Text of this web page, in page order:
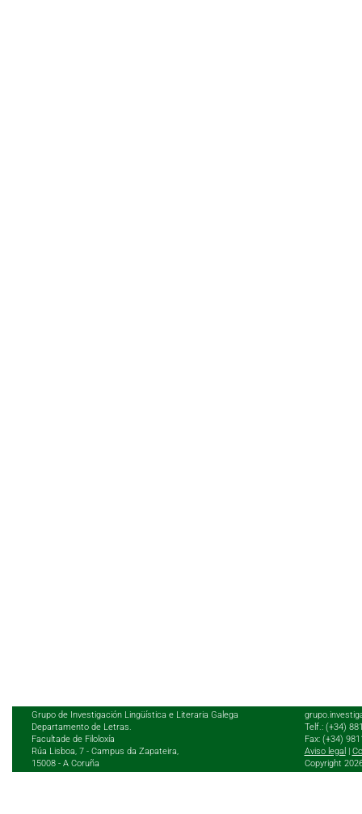
Grupo de Investigación Lingüística e Literaria Galega
Departamento de Letras.
Facultade de Filoloxía
Rúa Lisboa, 7 - Campus da Zapateira,
15008 - A Coruña
Telf.: (+34)
Fax: (+34)
Aviso legal
Copyright